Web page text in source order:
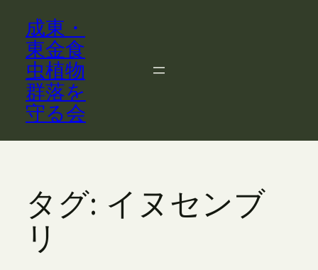
成東・
東金食
虫植物
群落を
守る会
タグ: イヌセンブ
リ